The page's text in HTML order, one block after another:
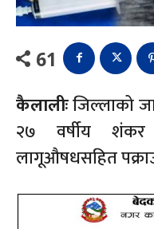
61
कैलालीःजिल्लाको
२७ वर्षीय शंकर
लागूऔषधसहित